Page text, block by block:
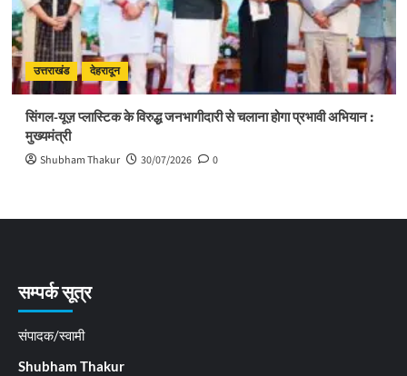
उत्तराखंड देहरादून
सिंगल-यूज़ प्लास्टिक के विरुद्ध जनभागीदारी से चलाना होगा प्रभावी अभियान :
मुख्यमंत्री
Shubham Thakur 30/07/2026 0
सम्पर्क सूत्र
संपादक/स्वामी
Shubham Thakur